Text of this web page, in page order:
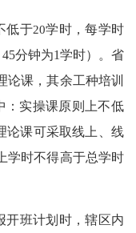
低于20学时，每学时
45分钟为1学时）。省
论课，其余工种培训
：实操课原则上不低
论课可采取线上、线
学时不得高于总学时
开班计划时，辖区内